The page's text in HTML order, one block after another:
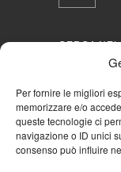
Per fornire le migliori
memorizzare e/o
queste tecnologie ci
navigazione o ID unici
consenso può influire
CERCA
NAVIGA
Mappa